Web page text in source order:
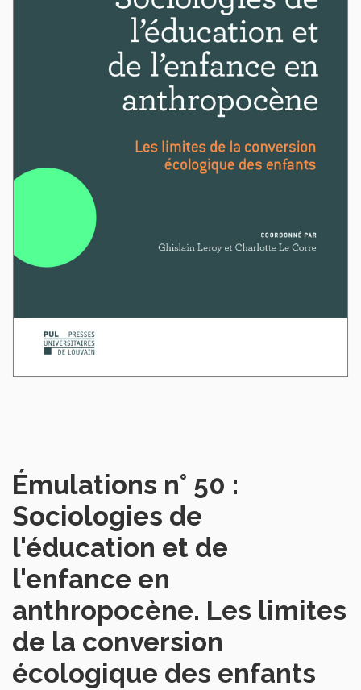
Émulations n° 50 :
Sociologies de
l'éducation et de
l'enfance en
anthropocène. Les limites
de la conversion
écologique des enfants